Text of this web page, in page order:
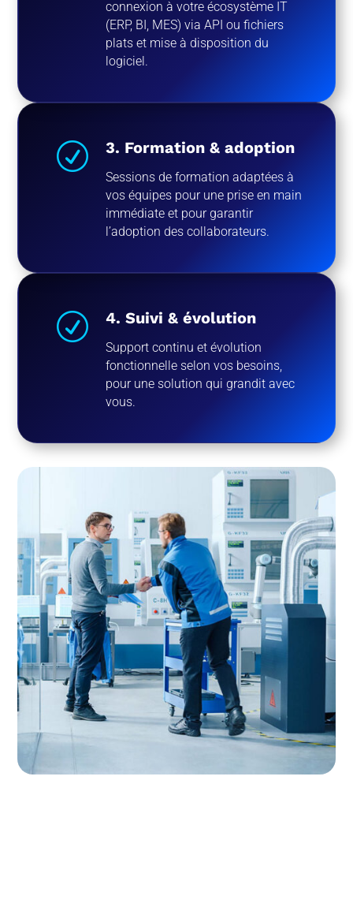
connexion à votre écosystème IT
(ERP, BI, MES) via API ou fichiers
plats et mise à disposition du
logiciel.
R 3. Formation & adoption
Sessions de formation adaptées à
vos équipes pour une prise en main
immédiate et pour garantir
l’adoption des collaborateurs.
R 4. Suivi & évolution
Support continu et évolution
fonctionnelle selon vos besoins,
pour une solution qui grandit avec
vous.